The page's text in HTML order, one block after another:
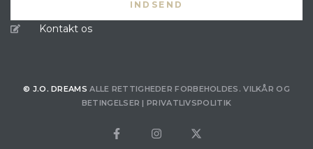
Kontakt os
© J.O. DREAMS ALLE RETTIGHEDER FORBEHOLDES.VILKÅR OG
BETINGELSER |PRIVATLIVSPOLITIK